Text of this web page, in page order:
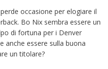
occasione per elogiare il
Bo Nix sembra essere un
di fortuna per i Denver
anche essere sulla buona
un titolare?